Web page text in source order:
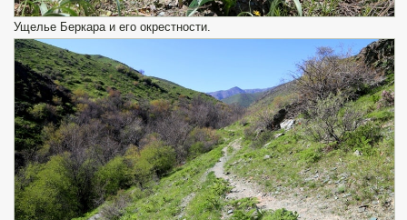
Ущелье Беркара и его окрестности.